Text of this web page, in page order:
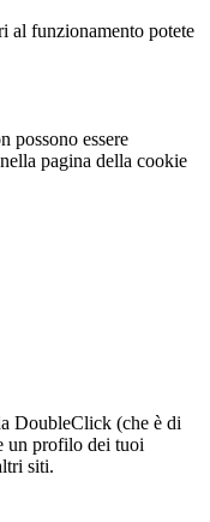
al funzionamento potete
possono essere
pagina della cookie
DoubleClick (che è di
un profilo dei tuoi
siti.